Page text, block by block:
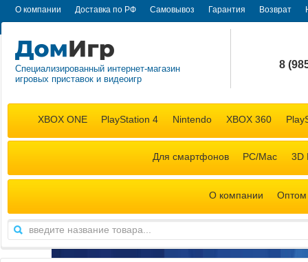
О компании Доставка по РФ Самовывоз Гарантия Возврат
Специализированный интернет-магазин
игровых приставок и видеоигр
8
+7
XBOX ONE PlayStation 4 Nintendo XBOX 360
Для смартфонов PC/Mac 3D
О компании Оптом